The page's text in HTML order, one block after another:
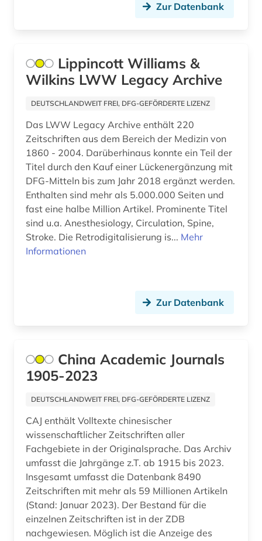
gesteinskunde (1)
gesundheitsfürsorge (1)
gesundheitswesen (11)
gesundheitswissenschaft (1)
gesundheitswissenschaften (3)
gesundheitsökonomie (2)
handschrift (1)
hannover (1)
hispanistik (1)
hochschulschrift (1)
hof (1)
human genetics (1)
humanbiologie (1)
iberoromanistik (1)
Zur Datenbank
Lippincott Williams &
Wilkins LWW Legacy Archive
DEUTSCHLANDWEIT FREI, DFG-GEFÖRDERTE LIZENZ
Das LWW Legacy Archive enthält 220
Zeitschriften aus dem Bereich der Medizin von
1860 - 2004. Darüberhinaus konnte ein Teil der
Titel durch den Kauf einer Lückenergänzung mit
DFG-Mitteln bis zum Jahr 2018 ergänzt werden.
Enthalten sind mehr als 5.000.000 Seiten und
fast eine halbe Million Artikel. Prominente Titel
sind u.a. Anesthesiology, Circulation, Spine,
Stroke. Die Retrodigitalisierung is... Mehr
Informationen
Zur Datenbank
China Academic Journals
1905-2023
DEUTSCHLANDWEIT FREI, DFG-GEFÖRDERTE LIZENZ
CAJ enthält Volltexte chinesischer
wissenschaftlicher Zeitschriften aller
Fachgebiete in der Originalsprache. Das Archiv
umfasst die Jahrgänge z.T. ab 1915 bis 2023.
Insgesamt umfasst die Datenbank 8490
Zeitschriften mit mehr als 59 Millionen Artikeln
(Stand: Januar 2023). Der Bestand für die
einzelnen Zeitschriften ist in der ZDB
nachgewiesen. Möglich ist die Anzeige des